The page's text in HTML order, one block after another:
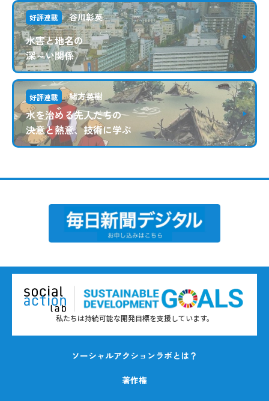
好評連載 谷川彰英
水害と地名の
深～い関係
好評連載 緒方英樹
水を治める先人たちの
決意と熱意、技術に学ぶ
私たちは持続可能な開発目標を支援しています。
ソーシャルアクションラボとは？
著作権